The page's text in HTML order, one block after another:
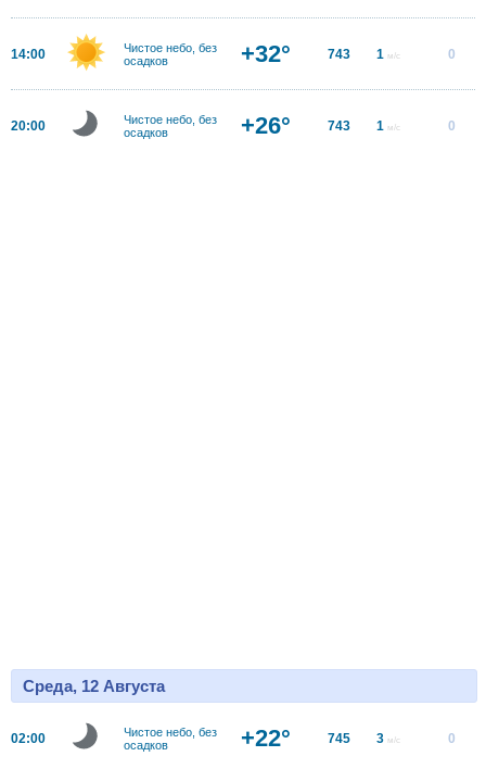
14:00
Чистое небо, без
осадков
+32° 743 1 м/с 0
20:00
Чистое небо, без
осадков
+26° 743 1 м/с 0
Среда, 12 Августа
02:00
Чистое небо, без
осадков
+22° 745 3 м/с 0